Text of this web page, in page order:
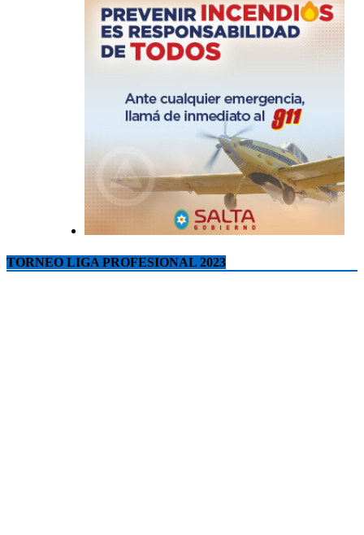
TORNEO LIGA PROFESIONAL 2023